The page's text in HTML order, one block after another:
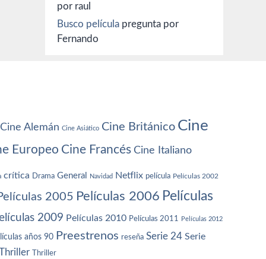
por raul
Busco película pregunta por
Fernando
Cine Alemán Cine Asiático Cine Británico Cine
Europeo Cine Francés Cine Italiano
crítica Drama General Navidad Netflix película Películas 2002
2005 Películas 2006 Películas
2009 Películas 2010 Películas 2011 Películas 2012
años 90 Preestrenos reseña Serie 24 Serie
Thriller